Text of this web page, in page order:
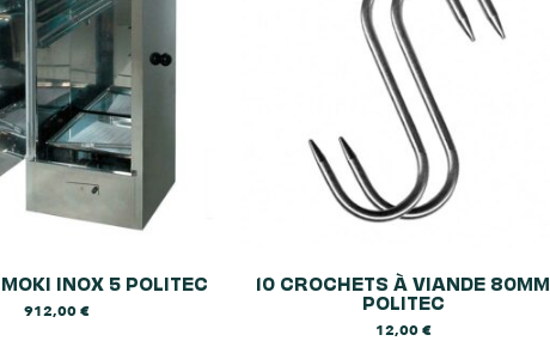
INOX 5 POLITEC
912,00€
10 CROCHETS À VIANDE 80MM
POLITEC
12,00€